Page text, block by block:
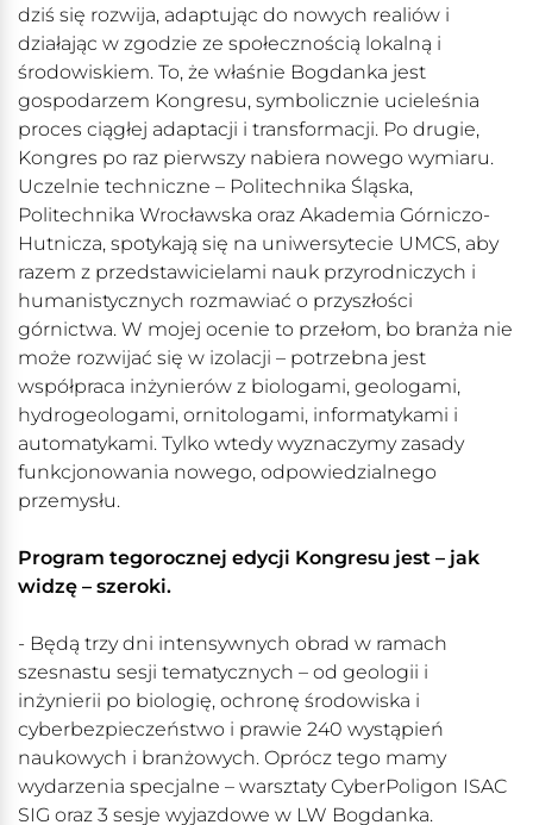
dziś się rozwija, adaptując do nowych realiów i
działając w zgodzie ze społecznością lokalną i
środowiskiem. To, że właśnie Bogdanka jest
gospodarzem Kongresu, symbolicznie ucieleśnia
proces ciągłej adaptacji i transformacji. Po drugie,
Kongres po raz pierwszy nabiera nowego wymiaru.
Uczelnie techniczne – Politechnika Śląska,
Politechnika Wrocławska oraz Akademia Górniczo-
Hutnicza, spotykają się na uniwersytecie UMCS, aby
razem z przedstawicielami nauk przyrodniczych i
humanistycznych rozmawiać o przyszłości
górnictwa. W mojej ocenie to przełom, bo branża nie
może rozwijać się w izolacji – potrzebna jest
współpraca inżynierów z biologami, geologami,
hydrogeologami, ornitologami, informatykami i
automatykami. Tylko wtedy wyznaczymy zasady
funkcjonowania nowego, odpowiedzialnego
przemysłu.
Program tegorocznej edycji Kongresu jest – jak
widzę – szeroki.
- Będą trzy dni intensywnych obrad w ramach
szesnastu sesji tematycznych – od geologii i
inżynierii po biologię, ochronę środowiska i
cyberbezpieczeństwo i prawie 240 wystąpień
naukowych i branżowych. Oprócz tego mamy
wydarzenia specjalne – warsztaty CyberPoligon ISAC
SIG oraz 3 sesje wyjazdowe w LW Bogdanka.